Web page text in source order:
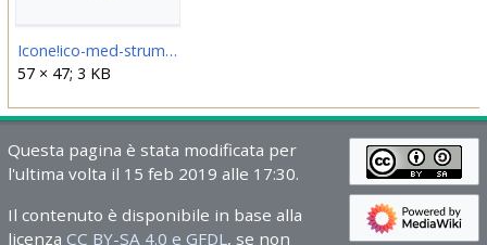
Icone!ico-med-strumenti.png
57 × 47; 3 KB
Questa pagina è stata modificata per
l'ultima volta il 15 feb 2019 alle 17:30.
Il contenuto è disponibile in base alla
licenza CC BY-SA 4.0 e GFDL , se non